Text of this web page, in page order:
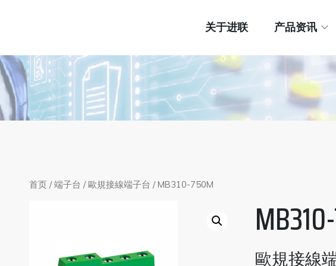
关于进联 产品资讯
首页 /端子台 /歐規接線端子台 / MB310-750M
歐規接線